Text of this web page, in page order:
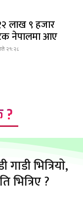
लाख ९ हजार
नेपालमा आए
२१:२८
?
भित्रियाे,
?